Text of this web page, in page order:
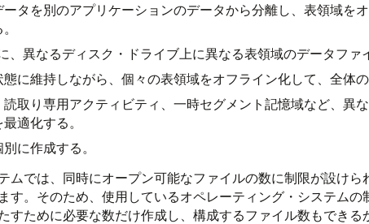
タを別のアプリケーションのデータから分離し、表領域を
、異なるディスク・ドライブ上に異なる表領域のデータファ
に維持しながら、個々の表領域をオフライン化して、全体の
取り専用アクティビティ、一時セグメント記憶域など、異
適化する。
に作成する。
ムでは、同時にオープン可能なファイルの数に制限が設け
す。そのため、使用しているオペレーティング・システム
すために必要な数だけ作成し、構成するファイル数もでき